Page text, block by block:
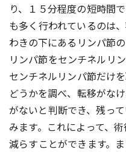
り、１５分程度の短時間
も多く⾏われているのは
わきの下にあるリンパ節
リンパ節をセンチネルリ
センチネルリンパ節だけ
どうかを調べ、転移がな
がないと判断でき、残っ
みます。これによって、
減らすことができます。